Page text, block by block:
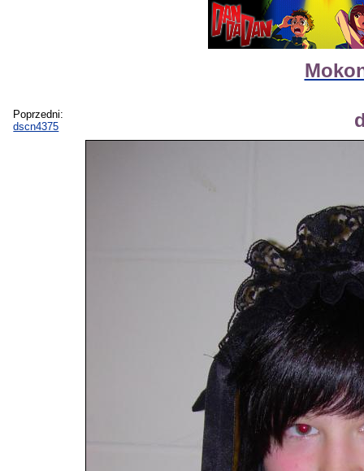
Poprzedni:
dscn4375